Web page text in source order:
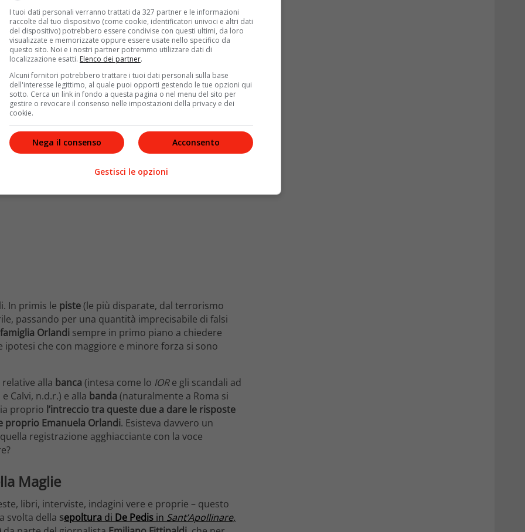
Giovanna Maglie sul caso Orlandi
qualche mese prima della sua scomparsa dello
inchiesta della giornalista sul caso di
l’
delle ricerche: la verità è che secondo
, anni fa, ma è entrata lei stessa in possesso di un
libro ripercorre lungo otto capitoli la vicenda,
rapimento avvenuto il 22 giugno del 1983.
In primis le piste(le più disparate, dal terrorismo
passando per una quantità imprecisabile di falsi
famiglia Orlandi sempre in primo piano a chiedere
ipotesi che con maggiore e minore forza si sono
alla banca (intesa come lo IORe gli scandali ad
Calvi, n.d.r.) e alla banda (naturalmente a Roma si
proprio l’intreccio tra queste due a dare le risposte
proprio Emanuela Orlandi. Esisteva davvero un
registrazione agghiacciante con la voce
Maglie
libri, interviste, indagini vere e proprie – questo
svolta della sepoltura di De Pedis in Sant’Apollinare,
I tuoi dati personali verranno trattati da 327 partner e le informazioni
raccolte dal tuo dispositivo (come cookie, identificatori univoci e altri dati
del dispositivo) potrebbero essere condivise con questi ultimi, da loro
visualizzate e memorizzate oppure essere usate nello specifico da
questo sito. Noi e i nostri partner potremmo utilizzare dati di
localizzazione esatti. Elenco dei partner.
Alcuni fornitori potrebbero trattare i tuoi dati personali sulla base
dell'interesse legittimo, al quale puoi opporti gestendo le tue opzioni qui
sotto. Cerca un link in fondo a questa pagina o nel menu del sito per
gestire o revocare il consenso nelle impostazioni della privacy e dei
cookie.
Acconsento
Nega il consenso
Gestisci le opzioni